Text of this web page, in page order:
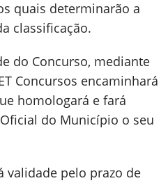
quais determinarão a
classificação.
do Concurso, mediante
Concursos encaminhará
homologará e fará
do Município o seu
validade pelo prazo de